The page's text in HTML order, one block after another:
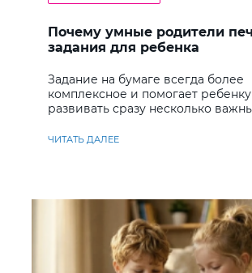
Почему умные родители
задания для ребенка
Задание на бумаге всегда более
комплексное и помогает ребенку
развивать сразу несколько
ЧИТАТЬ ДАЛЕЕ